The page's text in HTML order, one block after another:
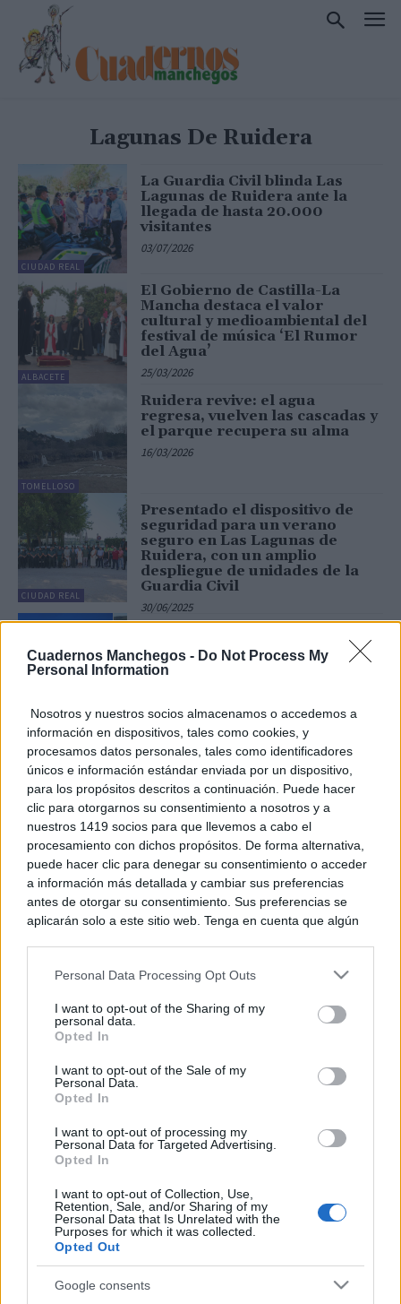
Cuadernos Manchegos - Do Not Process My
Personal Information
Nosotros y nuestros socios almacenamos o accedemos a
información en dispositivos, tales como cookies, y
procesamos datos personales, tales como identificadores
únicos e información estándar enviada por un dispositivo,
para los propósitos descritos a continuación. Puede hacer
clic para otorgarnos su consentimiento a nosotros y a
nuestros 1419 socios para que llevemos a cabo el
procesamiento con dichos propósitos. De forma alternativa,
puede hacer clic para denegar su consentimiento o acceder
a información más detallada y cambiar sus preferencias
antes de otorgar su consentimiento. Sus preferencias se
aplicarán solo a este sitio web. Tenga en cuenta que algún
rechazar tal procesamiento. Puede cambiar sus preferencias
a este sitio y haciendo clic en el botón "Privacidad" en la
parte inferior de la página web.
Please note that this website/app uses one or more Google
services and may gather and store information including but
not limited to your visit or usage behaviour. You may click to
use your data for below specified purposes in below Google
consent section.
Personal Data Processing Opt Outs
I want to opt-out of the Sharing of my
personal data.
Opted In
I want to opt-out of the Sale of my
Personal Data.
Opted In
I want to opt-out of processing my
Personal Data for Targeted Advertising.
Opted In
I want to opt-out of Collection, Use,
Retention, Sale, and/or Sharing of my
Personal Data that Is Unrelated with the
Purposes for which it was collected.
Opted Out
Google consents
Lagunas De Ruidera
CIUDAD REAL
La Guardia Civil blinda Las
Lagunas de Ruidera ante la
llegada de hasta 20.000
visitantes
03/07/2026
ALBACETE
El Gobierno de Castilla-La
Mancha destaca el valor
cultural y medioambiental del
festival de música ‘El Rumor
del Agua’
25/03/2026
TOMELLOSO
Ruidera revive: el agua
regresa, vuelven las cascadas y
el parque recupera su alma
16/03/2026
CIUDAD REAL
Presentado el dispositivo de
seguridad para un verano
seguro en Las Lagunas de
Ruidera, con un amplio
despliegue de unidades de la
Guardia Civil
30/06/2025
CIUDAD REAL
Mancha
Últimas noticias
Alonso Cobo seguirá dirigiendo
el juego del Val Brokers C.B.
Tomelloso una temporada más
09/08/2026
una película en Tomelloso
Nagasaki y la histórica dimisión
de Richard Nixon
09/08/2026
El tiempo en España hoy, 9 de
hasta 40 grados y fuertes
tormentas
09/08/2026
Tomelloso vivirá un domingo de